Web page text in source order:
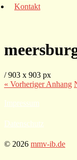
Kontakt
/903 x 903 px
« VorherigerAnhang
Impressum
Datenschutz
© 2026 mmv-ib.de